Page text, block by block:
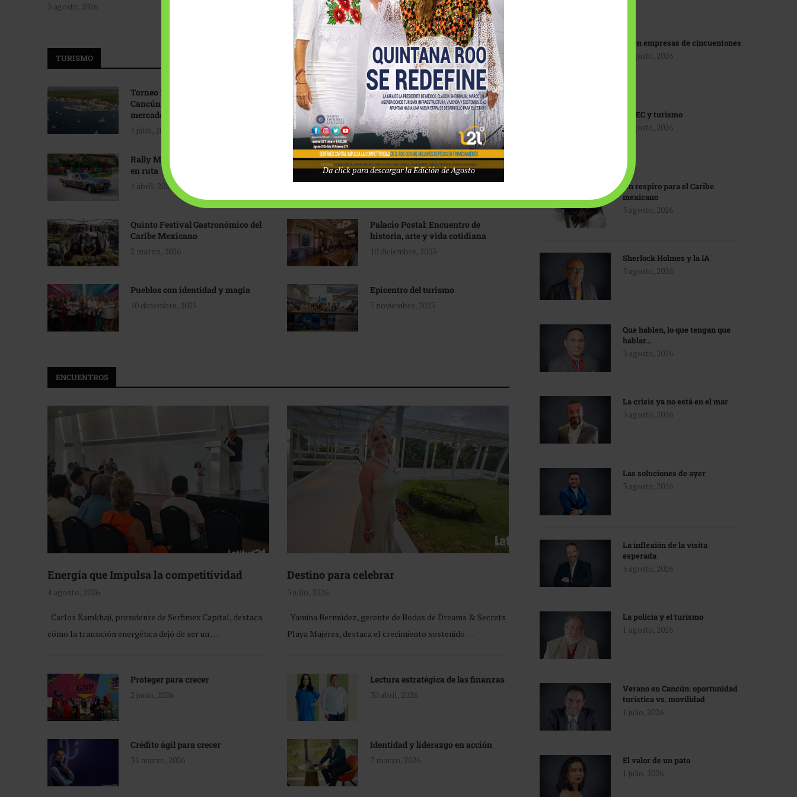
3 agosto, 2026
Tecnológico de Monterrey
3 agosto, 2026
TURISMO
Torneo Internacional de Pesca
Cancún: Navegando hacia nuevos
mercados
1 julio, 2026
Promoción turística con visión
1 abril, 2026
Rally Maya: Herencia automotriz
en ruta
1 abril, 2026
Industria global en
reconfiguración
31 marzo, 2026
Quinto Festival Gastronómico del
Caribe Mexicano
2 marzo, 2026
Palacio Postal: Encuentro de
historia, arte y vida cotidiana
10 diciembre, 2025
Pueblos con identidad y magia
10 diciembre, 2025
Epicentro del turismo
7 noviembre, 2025
ENCUENTROS
Energía que Impulsa la competitividad
4 agosto, 2026
Carlos Kamkhaji, presidente de Serfimex Capital, destaca
cómo la transición energética dejó de ser un …
Destino para celebrar
3 julio, 2026
Yamina Bermúdez, gerente de Bodas de Dreams & Secrets
Playa Mujeres, destaca el crecimiento sostenido …
Proteger para crecer
2 junio, 2026
Lectura estratégica de las finanzas
30 abril, 2026
Crédito ágil para crecer
31 marzo, 2026
Identidad y liderazgo en acción
7 marzo, 2026
IA en empresas de cincuentones
3 agosto, 2026
TMEC y turismo
3 agosto, 2026
Un respiro para el Caribe
mexicano
3 agosto, 2026
Sherlock Holmes y la IA
3 agosto, 2026
Que hablen, lo que tengan que
hablar…
3 agosto, 2026
La crisis ya no está en el mar
3 agosto, 2026
Las soluciones de ayer
3 agosto, 2026
La inflexión de la visita
esperada
3 agosto, 2026
La policía y el turismo
1 agosto, 2026
Verano en Cancún: oportunidad
turística vs. movilidad
1 julio, 2026
El valor de un pato
1 julio, 2026
Da click para descargar la Edición de Agosto